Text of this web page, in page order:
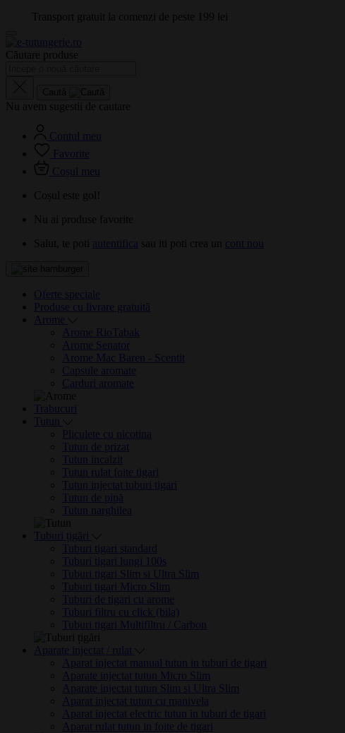
Transport gratuit la comenzi de peste 199 lei
Căutare produse
Nu avem sugestii de cautare
Contul meu
Favorite
Coșul meu
Coșul este gol!
Nu ai produse favorite
Salut, te poti autentifica sau iti poti crea un cont nou
Oferte speciale
Produse cu livrare gratuită
Arome
Arome RioTabak
Arome Senator
Arome Mac Baren - Scentit
Capsule aromate
Carduri aromate
Trabucuri
Tutun
Pliculete cu nicotina
Tutun de prizat
Tutun incalzit
Tutun rulat foite tigari
Tutun injectat tuburi tigari
Tutun de pipă
Tutun narghilea
Tuburi țigări
Tuburi tigari standard
Tuburi tigari lungi 100s
Tuburi tigari Slim si Ultra Slim
Tuburi tigari Micro Slim
Tuburi de tigari cu arome
Tuburi filtru cu click (bila)
Tuburi tigari Multifiltru / Carbon
Aparate injectat / rulat
Aparat injectat manual tutun in tuburi de tigari
Aparate injectat tutun Micro Slim
Aparate injectat tutun Slim si Ultra Slim
Aparat injectat tutun cu manivela
Aparat injectat electric tutun in tuburi de tigari
Aparat rulat tutun in foite de tigari